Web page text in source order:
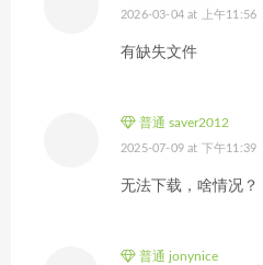
2026-03-04 at 上午11:56
有缺失文件
普通 saver2012
2025-07-09 at 下午11:39
无法下载，啥情况？
普通 jonynice